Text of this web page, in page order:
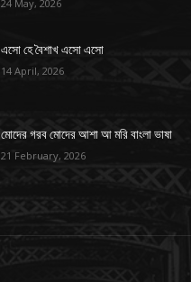
24 May, 2026
এসো হে বৈশাখ এসো এসো
14 April, 2026
মোদের গরব মোদের আশা আ মরি বাংলা ভাষা
21 February, 2026